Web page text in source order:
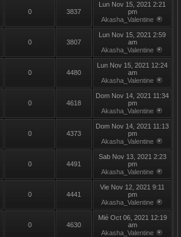
0 3837
Lun Nov 15, 2021 2:21
pm
Akasha_Valentine
0 3807
Lun Nov 15, 2021 2:59
am
Akasha_Valentine
0 4480
Lun Nov 15, 2021 12:24
am
Akasha_Valentine
0 4618
Dom Nov 14, 2021 11:34
pm
Akasha_Valentine
0 4373
Dom Nov 14, 2021 11:13
pm
Akasha_Valentine
0 4491
Sab Nov 13, 2021 2:23
pm
Akasha_Valentine
0 4441
Vie Nov 12, 2021 9:11
pm
Akasha_Valentine
0 4630
Mié Oct 06, 2021 12:19
am
Akasha_Valentine